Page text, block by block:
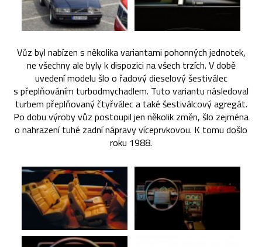
Vůz byl nabízen s několika variantami pohonných jednotek,
ne všechny ale byly k dispozici na všech trzích. V době
uvedení modelu šlo o řadový dieselový šestiválec
s přeplňováním turbodmychadlem. Tuto variantu následoval
turbem přeplňovaný čtyřválec a také šestiválcový agregát.
Po dobu výroby vůz postoupil jen několik změn, šlo zejména
o nahrazení tuhé zadní nápravy víceprvkovou. K tomu došlo
roku 1988.